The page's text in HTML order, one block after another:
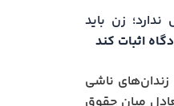
زن باید
اثبات کند
ناشی